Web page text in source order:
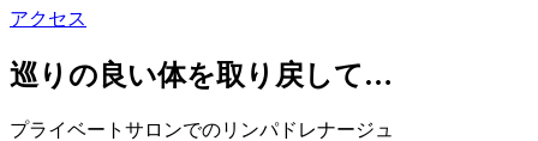
アクセス
巡りの良い体を取り戻して…
プライベートサロンでのリンパドレナージュ